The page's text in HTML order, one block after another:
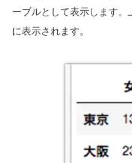
ーブルとして表示します。
に表示されます。